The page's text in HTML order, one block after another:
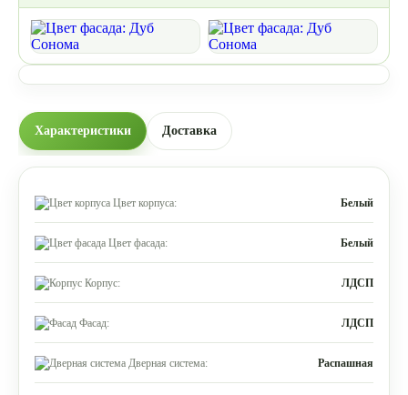
Характеристики Доставка
Цвет корпуса: Белый
Цвет фасада: Белый
Корпус: ЛДСП
Фасад: ЛДСП
Дверная система: Распашная